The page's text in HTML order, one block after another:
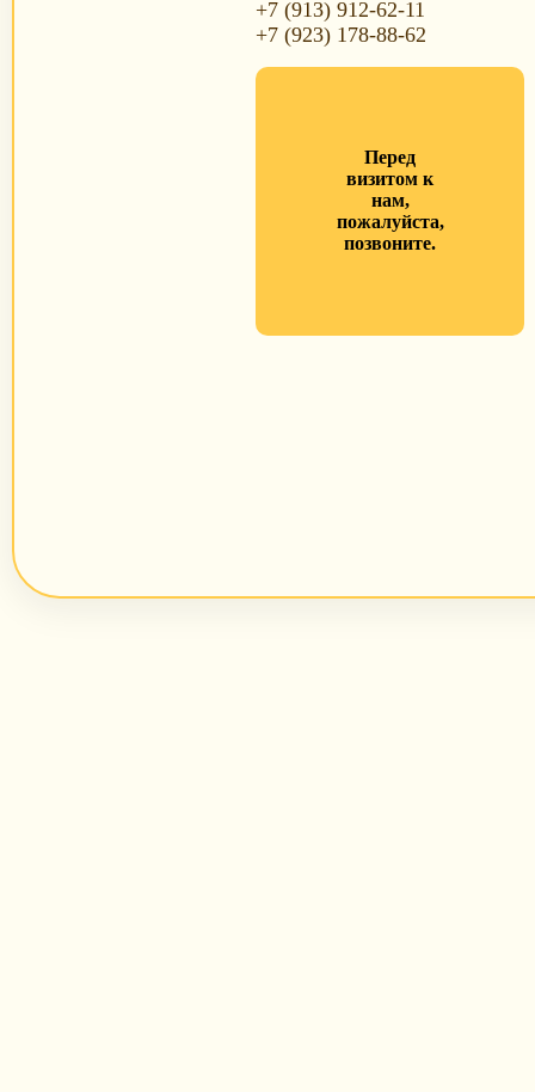
+7 (913) 912-62-11
+7 (923) 178-88-62
Перед
визитом к
нам,
пожалуйста,
позвоните.